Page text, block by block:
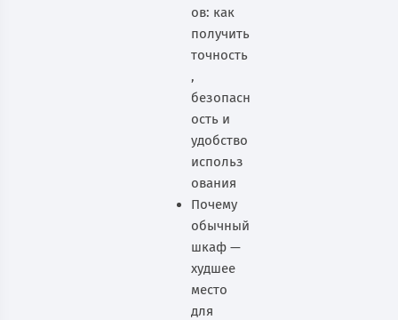
ов: как
получить
точность
,
безопасн
ость и
удобство
использ
ования
Почему
обычный
шкаф —
худшее
место
для